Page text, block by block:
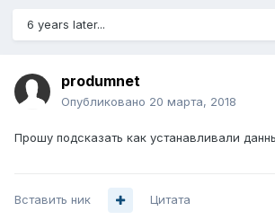
6 years later...
produmnet
Опубликовано 20 марта, 2018
Прошу подсказать как устанавливали
Вставить ник Цитата